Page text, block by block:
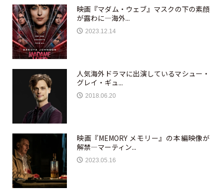
映画『マダム・ウェブ』マスクの下の素顔
が露わに—海外...
2023.12.14
人気海外ドラマに出演しているマシュー・
グレイ・ギュ...
2018.06.20
映画『MEMORY メモリー』の本編映像が
解禁—マーティン...
2023.05.16